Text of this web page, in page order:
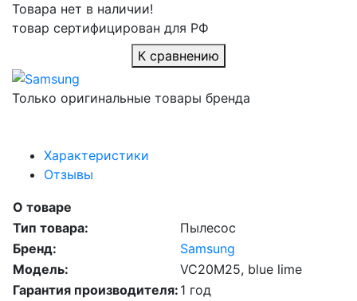
Товара нет в наличии!
товар сертифицирован для РФ
К сравнению
Только оригинальные товары бренда
Характеристики
Отзывы
О товаре
Тип товара:
Пылесос
Бренд:
Samsung
Модель:
VC20M25, blue lime
Гарантия производителя: 1 год